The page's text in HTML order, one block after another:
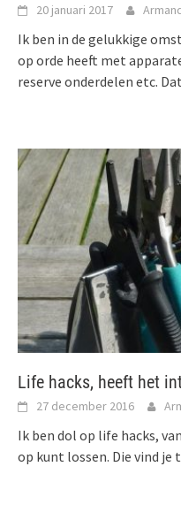
20 januari 2017
Ik ben in de gelukkige
op orde heeft met
reserve onderdelen etc.
Life hacks, heeft het
27 december 2016
Ik ben dol op life hacks,
op kunt lossen. Die vind je